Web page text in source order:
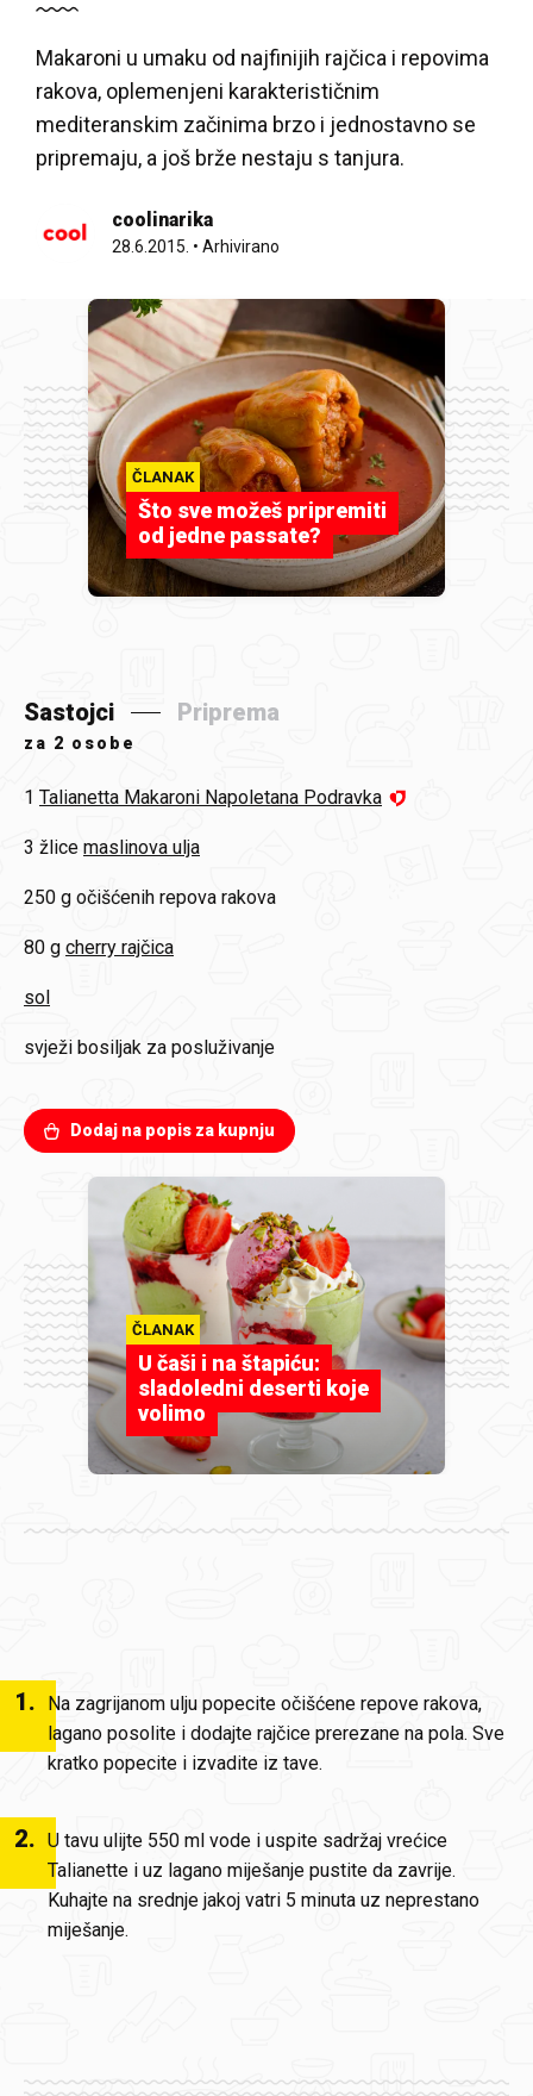
Makaroni u umaku od najfinijih rajčica i repovima
rakova, oplemenjeni karakterističnim
mediteranskim začinima brzo i jednostavno se
pripremaju, a još brže nestaju s tanjura.
coolinarika
28.6.2015. • Arhivirano
ČLANAK
Što sve možeš pripremiti
od jedne passate?
Sastojci Priprema
za 2 osobe
1 Talianetta Makaroni Napoletana Podravka
3 žlice maslinova ulja
250 g očišćenih repova rakova
80 g cherry rajčica
sol
svježi bosiljak za posluživanje
Dodaj na popis za kupnju
ČLANAK
U čaši i na štapiću:
sladoledni deserti koje
volimo
1.
Na zagrijanom ulju popecite očišćene repove rakova,
lagano posolite i dodajte rajčice prerezane na pola. Sve
kratko popecite i izvadite iz tave.
2. U tavu ulijte 550 ml vode i uspite sadržaj vrećice
Talianette i uz lagano miješanje pustite da zavrije.
Kuhajte na srednje jakoj vatri 5 minuta uz neprestano
miješanje.